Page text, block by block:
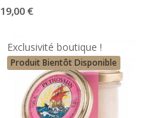
19,00 €
Exclusivité boutique !
Produit Bientôt Disponible